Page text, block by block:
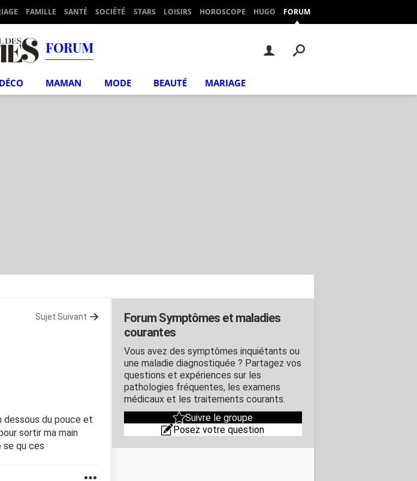
FAMILLE SANTÉ SOCIÉTÉ STARS LOISIRS HOROSCOPE HUGO FORUM
FORUM
DÉCO MAMAN MODE BEAUTÉ MARIAGE
Sujet Suivant
dessous du pouce et
sortir ma main
se qu ces
Forum Symptômes et maladies
courantes
Vous avez des symptômes inquiétants ou
une maladie diagnostiquée ? Partagez vos
questions et expériences sur les
pathologies fréquentes, les examens
médicaux et les traitements courants.
Suivre le groupe
Posez votre question